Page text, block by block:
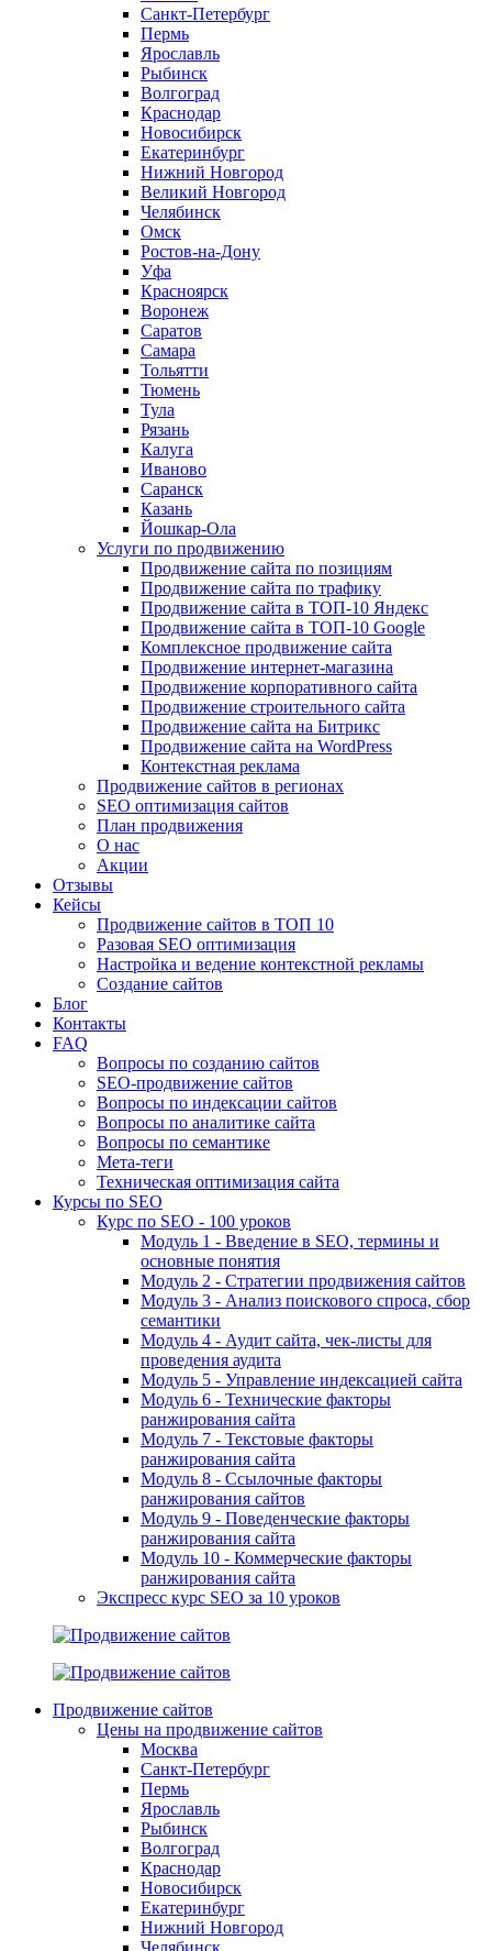
Санкт-Петербург
Пермь
Ярославль
Рыбинск
Волгоград
Краснодар
Новосибирск
Екатеринбург
Нижний Новгород
Великий Новгород
Челябинск
Омск
Ростов-на-Дону
Уфа
Красноярск
Воронеж
Саратов
Самара
Тольятти
Тюмень
Тула
Рязань
Калуга
Иваново
Саранск
Казань
Йошкар-Ола
Услуги по продвижению
Продвижение сайта по позициям
Продвижение сайта по трафику
Продвижение сайта в ТОП-10 Яндекс
Продвижение сайта в ТОП-10 Google
Комплексное продвижение сайта
Продвижение интернет-магазина
Продвижение корпоративного сайта
Продвижение строительного сайта
Продвижение сайта на Битрикс
Продвижение сайта на WordPress
Контекстная реклама
Продвижение сайтов в регионах
SEO оптимизация сайтов
План продвижения
О нас
Акции
Отзывы
Кейсы
Продвижение сайтов в ТОП 10
Разовая SEO оптимизация
Настройка и ведение контекстной рекламы
Создание сайтов
Блог
Контакты
FAQ
Вопросы по созданию сайтов
SEO-продвижение сайтов
Вопросы по индексации сайтов
Вопросы по аналитике сайта
Вопросы по семантике
Мета-теги
Техническая оптимизация сайта
Курсы по SEO
Курс по SEO - 100 уроков
Модуль 1 - Введение в SEO, термины и
основные понятия
Модуль 2 - Стратегии продвижения сайтов
Модуль 3 - Анализ поискового спроса, сбор
семантики
Модуль 4 - Аудит сайта, чек-листы для
проведения аудита
Модуль 5 - Управление индексацией сайта
Модуль 6 - Технические факторы
ранжирования сайта
Модуль 7 - Текстовые факторы
ранжирования сайта
Модуль 8 - Ссылочные факторы
ранжирования сайтов
Модуль 9 - Поведенческие факторы
ранжирования сайта
Модуль 10 - Коммерческие факторы
ранжирования сайта
Экспресс курс SEO за 10 уроков
Продвижение сайтов
Цены на продвижение сайтов
Москва
Санкт-Петербург
Пермь
Ярославль
Рыбинск
Волгоград
Краснодар
Новосибирск
Екатеринбург
Нижний Новгород
Челябинск